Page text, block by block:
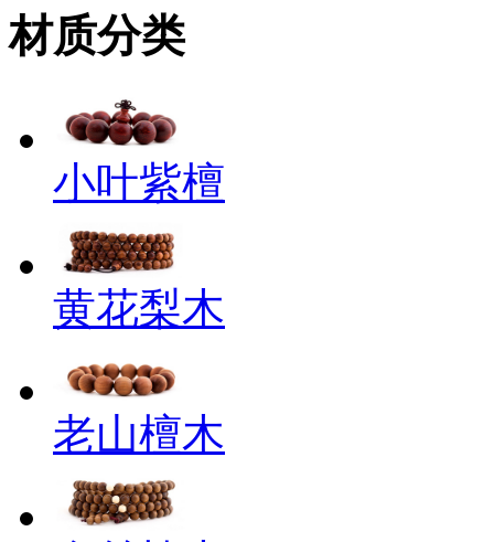
材质分类
小叶紫檀
黄花梨木
老山檀木